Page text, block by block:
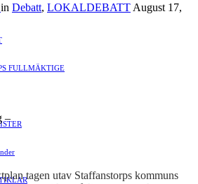
FULLMÄKTIGE
in Debatt, LOKALDEBATT August 17,
–
tagen utav Staffanstorps kommuns